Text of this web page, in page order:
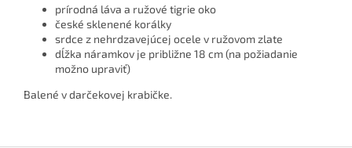
prírodná láva a ružové tigrie oko
české sklenené korálky
srdce z nehrdzavejúcej ocele v ružovom zlate
dĺžka náramkov je približne 18 cm (na požiadanie
možno upraviť)
Balené v darčekovej krabičke.